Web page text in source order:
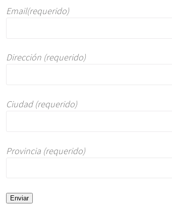
Email(requerido)
Dirección (requerido)
Ciudad (requerido)
Provincia (requerido)